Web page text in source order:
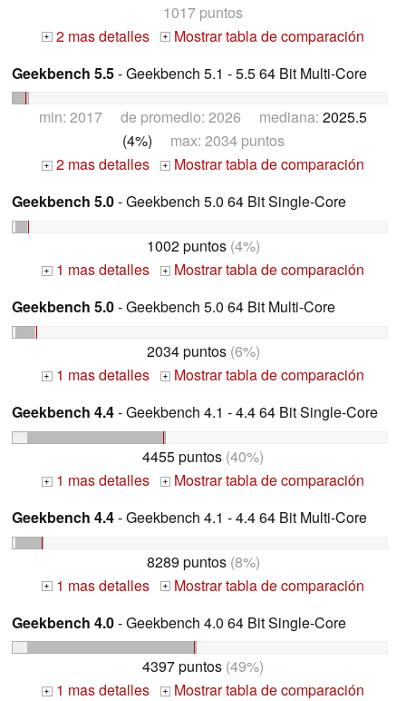
1017 puntos
+ 2 mas detalles +
Mostrar tabla de comparación
Geekbench 5.5- Geekbench 5.1 - 5.5 64 Bit Multi-Core
min: 2017 de promedio: 2026 mediana: 2025.5
(4%) max: 2034 puntos
+ 2 mas detalles +
Mostrar tabla de comparación
Geekbench 5.0- Geekbench 5.0 64 Bit Single-Core
1002 puntos(4%)
+ 1 mas detalles +
Mostrar tabla de comparación
Geekbench 5.0- Geekbench 5.0 64 Bit Multi-Core
2034 puntos(6%)
+ 1 mas detalles +
Mostrar tabla de comparación
Geekbench 4.4- Geekbench 4.1 - 4.4 64 Bit Single-Core
4455 puntos (40%)
+ 1 mas detalles +
Mostrar tabla de comparación
Geekbench 4.4- Geekbench 4.1 - 4.4 64 Bit Multi-Core
8289 puntos(8%)
+ 1 mas detalles +
Mostrar tabla de comparación
Geekbench 4.0- Geekbench 4.0 64 Bit Single-Core
4397 puntos (49%)
+ 1 mas detalles +
Mostrar tabla de comparación